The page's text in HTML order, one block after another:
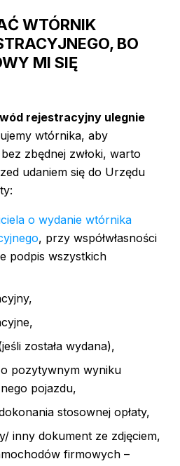
WTÓRNIK
BO
MI SIĘ
rejestracyjny ulegnie
wtórnika, aby
zbędnej zwłoki, warto
udaniem się do Urzędu
o wydanie wtórnika
, przy współwłasności
podpis wszystkich
została wydana),
pozytywnym wyniku
pojazdu,
stosownej opłaty,
inny dokument ze zdjęciem,
firmowych –